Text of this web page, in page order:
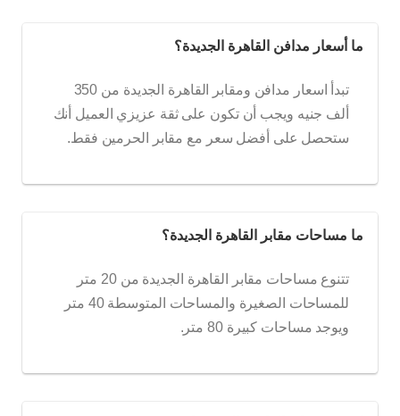
ما أسعار مدافن القاهرة الجديدة؟
تبدأ اسعار مدافن ومقابر القاهرة الجديدة من 350
ألف جنيه ويجب أن تكون على ثقة عزيزي العميل أنك
ستحصل على أفضل سعر مع مقابر الحرمين فقط.
ما مساحات مقابر القاهرة الجديدة؟
تتنوع مساحات مقابر القاهرة الجديدة من 20 متر
للمساحات الصغيرة والمساحات المتوسطة 40 متر
ويوجد مساحات كبيرة 80 متر.